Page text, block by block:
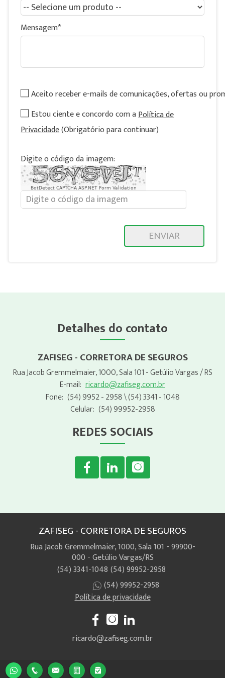
Mensagem
Aceito receber e-mails de comunicações, ofertas ou
Estou ciente e concordo com aPolítica de
Privacidade(Obrigatório para continuar)
Digite o código da imagem:
BotDetect CAPTCHA ASP.NET Form Validation
ENVIAR
Detalhes do contato
ZAFISEG - CORRETORA DE SEGUROS
Rua Jacob Gremmelmaier, 1000, Sala 101 - Getúlio Vargas / RS
E-mail: ricardo@zafiseg.com.br
Fone: (54) 9952 - 2958\ (54) 3341 - 1048
Celular: (54) 99952-2958
REDES SOCIAIS
ZAFISEG - CORRETORA DE SEGUROS
Rua Jacob Gremmelmaier, 1000, Sala 101 - 99900-
000 - Getúlio Vargas/RS
(54) 3341-1048 (54) 99952-2958
(54) 99952-2958
Política de privacidade
ricardo@zafiseg.com.br